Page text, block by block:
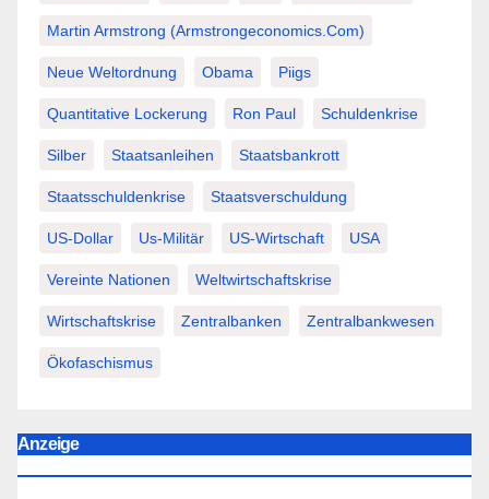
Martin Armstrong (Armstrongeconomics.com)
Neue Weltordnung Obama Piigs
Quantitative Lockerung Ron Paul Schuldenkrise
Silber Staatsanleihen Staatsbankrott
Staatsschuldenkrise Staatsverschuldung
US-Dollar Us-Militär US-Wirtschaft USA
Vereinte Nationen Weltwirtschaftskrise
Wirtschaftskrise Zentralbanken Zentralbankwesen
Ökofaschismus
Anzeige